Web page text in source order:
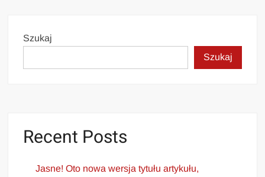
Szukaj
Szukaj
Recent Posts
Jasne! Oto nowa wersja tytułu artykułu,